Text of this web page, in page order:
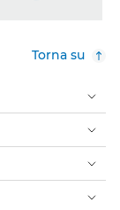
Torna su